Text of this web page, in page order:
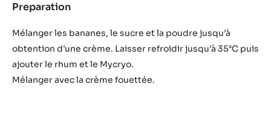
Preparation
à
la
Banane
Mélanger les bananes, le sucre et la poudre jusqu’à
obtention d’une crème. Laisser refroidir jusqu’à 35°C puis
ajouter le rhum et le Mycryo.
Mélanger avec la crème fouettée.